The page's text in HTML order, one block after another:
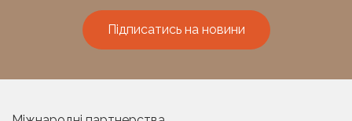
Підписатись на новини